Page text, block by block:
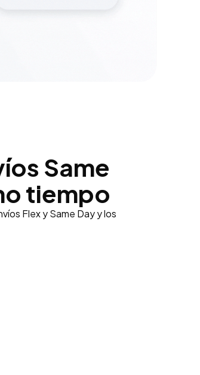
Same
tiempo
Flex y Same Day y los